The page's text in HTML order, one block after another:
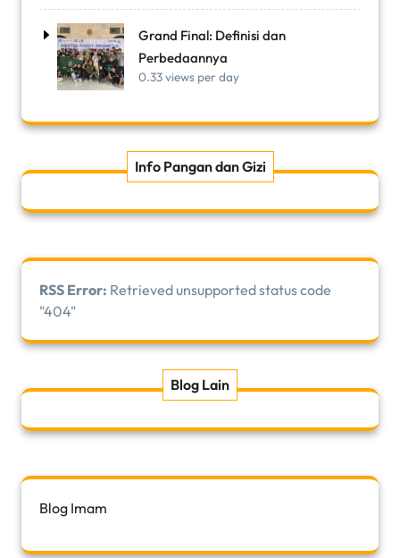
Grand Final: Definisi dan
Perbedaannya
0.33 views per day
Info Pangan dan Gizi
RSS Error: Retrieved unsupported status code
"404"
Blog Lain
Blog Imam